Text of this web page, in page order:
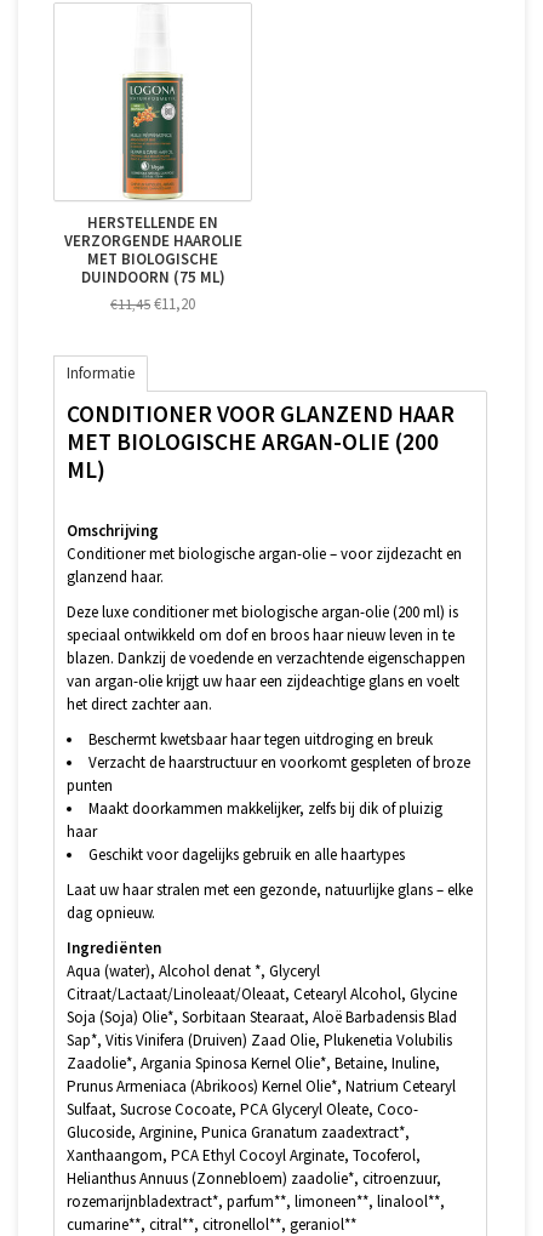
HERSTELLENDE EN
VERZORGENDE HAAROLIE
MET BIOLOGISCHE
DUINDOORN (75 ML)
€11,45 €11,20
Informatie
CONDITIONER VOOR GLANZEND HAAR
MET BIOLOGISCHE ARGAN-OLIE (200
ML)
Omschrijving
Conditioner met biologische argan-olie – voor zijdezacht en
glanzend haar.
Deze luxe conditioner met biologische argan-olie (200 ml) is
speciaal ontwikkeld om dof en broos haar nieuw leven in te
blazen. Dankzij de voedende en verzachtende eigenschappen
van argan-olie krijgt uw haar een zijdeachtige glans en voelt
het direct zachter aan.
Beschermt kwetsbaar haar tegen uitdroging en breuk
Verzacht de haarstructuur en voorkomt gespleten of broze
punten
Maakt doorkammen makkelijker, zelfs bij dik of pluizig
haar
Geschikt voor dagelijks gebruik en alle haartypes
Laat uw haar stralen met een gezonde, natuurlijke glans – elke
dag opnieuw.
Ingrediënten
Aqua (water), Alcohol denat *, Glyceryl
Citraat/Lactaat/Linoleaat/Oleaat, Cetearyl Alcohol, Glycine
Soja (Soja) Olie*, Sorbitaan Stearaat, Aloë Barbadensis Blad
Sap*, Vitis Vinifera (Druiven) Zaad Olie, Plukenetia Volubilis
Zaadolie*, Argania Spinosa Kernel Olie*, Betaine, Inuline,
Prunus Armeniaca (Abrikoos) Kernel Olie*, Natrium Cetearyl
Sulfaat, Sucrose Cocoate, PCA Glyceryl Oleate, Coco-
Glucoside, Arginine, Punica Granatum zaadextract*,
Xanthaangom, PCA Ethyl Cocoyl Arginate, Tocoferol,
Helianthus Annuus (Zonnebloem) zaadolie*, citroenzuur,
rozemarijnbladextract*, parfum**, limoneen**, linalool**,
cumarine**, citral**, citronellol**, geraniol**